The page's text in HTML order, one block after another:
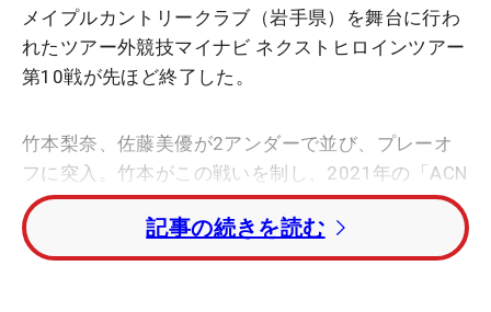
メイプルカントリークラブ（岩手県）を舞台に行わ
れたツアー外競技マイナビ ネクストヒロインツアー
第10戦が先ほど終了した。
竹本梨奈、佐藤美優が2アンダーで並び、プレーオ
フに突入。竹本がこの戦いを制し、2021年の「ACN
チャレンジカップ」以来、3年ぶりの勝利を手にし
た。
記事の続きを読む